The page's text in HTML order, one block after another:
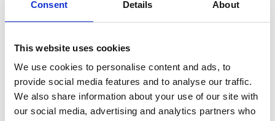
Consent Details About
This website uses cookies
We use cookies to personalise content and ads, to
provide social media features and to analyse our traffic.
We also share information about your use of our site with
our social media, advertising and analytics partners who
att få syn på fiskarna i det mörka vattnet då
lekdräkten gör att de är mörkare än vanligt. Det går
Laxtrappans historia
Under tidigt 1900-tal byggdes en kraftverksdamm i
Gullspång för att utvinna vattenkraft ur den stora
Gullspångsforsen. Därmed blockerades